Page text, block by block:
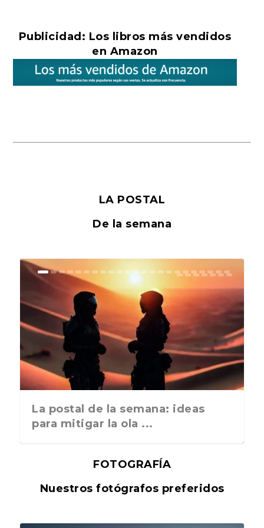
Publicidad: Los libros más vendidos
en Amazon
LA POSTAL
De la semana
La postal de la semana: ideas
para mitigar la ola ...
FOTOGRAFÍA
Nuestros fotógrafos preferidos